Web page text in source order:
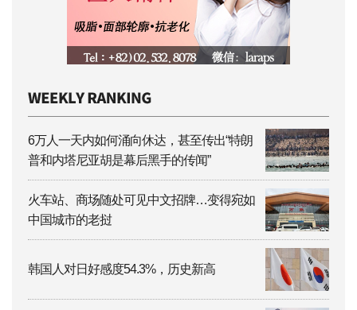
6万人一天内如何涌向休达，甚至传出“特朗
普和内塔尼亚胡是幕后黑手的传闻”
火车站、商场随处可见中文招牌…变得宛如
中国城市的老挝
韩国人对日好感度54.3%，历史新高